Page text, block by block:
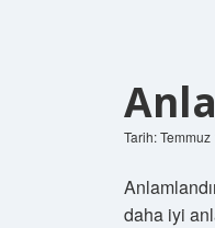
Tarih:
daha iyi